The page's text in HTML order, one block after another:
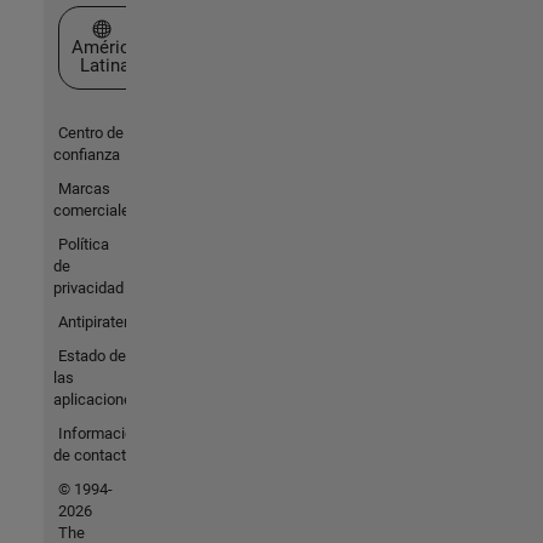
Seleccione un país/idioma
América
Latina
Centro de
confianza
Marcas
comerciales
Política
de
privacidad
Antipiratería
Estado de
las
aplicaciones
Información
de contacto
© 1994-
2026
The